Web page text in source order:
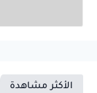
الأكثر مشاهدة